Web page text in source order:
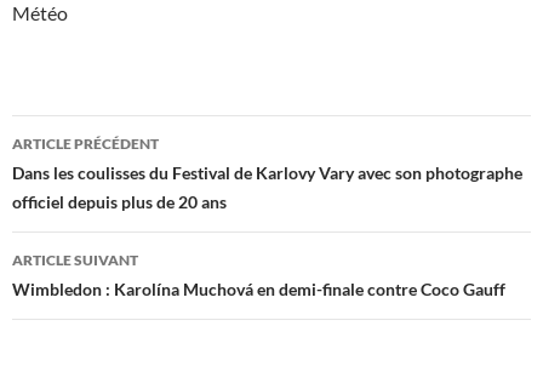
Météo
Navigation
des
articles
ARTICLE PRÉCÉDENT
Dans les coulisses du Festival de Karlovy Vary avec son photographe
officiel depuis plus de 20 ans
ARTICLE SUIVANT
Wimbledon : Karolína Muchová en demi-finale contre Coco Gauff